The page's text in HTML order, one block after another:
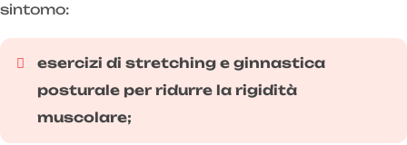
sintomo:
esercizi di stretching e ginnastica
posturale per ridurre la rigidità
muscolare;